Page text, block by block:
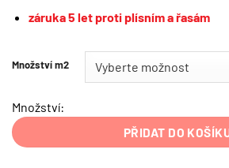
záruka 5 let proti plísním a řasám
Množství m2
Množství:
PŘIDAT DO